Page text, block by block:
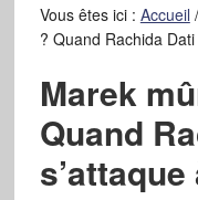
Vous êtes ici : Accueil /
? Quand Rachida
Marek
Quand